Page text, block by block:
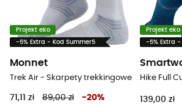
Projekt eko
-5% Extra - Kod Summer5
Monnet
Trek Air - Skarpety trekkingowe
71,11 zł 89,00 zł -20%
Projekt eko
-5% Extra -
139,00 zł